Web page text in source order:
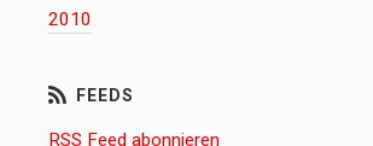
2010
RSS Feed abonnieren